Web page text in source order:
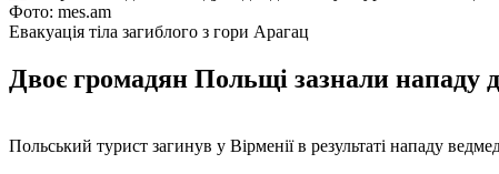
Фото: mes.am
Евакуація тіла загиблого з гори Арагац
Двоє громадян Польщі зазнали нападу
Польський турист загинув у Вірменії в результаті нападу